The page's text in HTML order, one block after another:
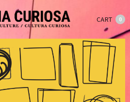
CART 0